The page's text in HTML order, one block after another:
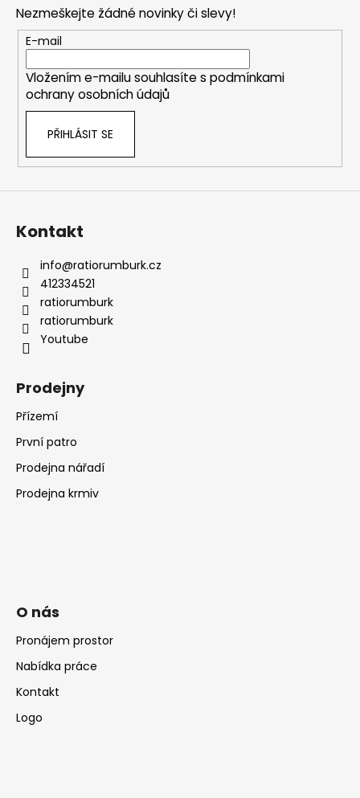
Nezmeškejte žádné novinky či slevy!
E-mail
Vložením e-mailu souhlasíte s podmínkami
ochrany osobních údajů
PŘIHLÁSIT SE
Kontakt
info@ratiorumburk.cz
412334521
ratiorumburk
ratiorumburk
Youtube
Prodejny
Přízemí
První patro
Prodejna nářadí
Prodejna krmiv
O nás
Pronájem prostor
Nabídka práce
Kontakt
Logo